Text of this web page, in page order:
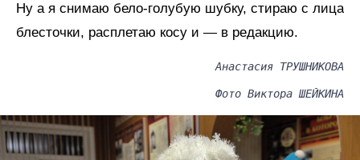
Ну а я снимаю бело-голубую шубку, стираю с лица
блесточки, расплетаю косу и — в редакцию.
Анастасия ТРУШНИКОВА
Фото Виктора ШЕЙКИНА